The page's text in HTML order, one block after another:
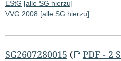
EStG [alle SG hierzu]
VVG 2008 [alle SG hierzu]
SG2607280015 ( PDF - 2